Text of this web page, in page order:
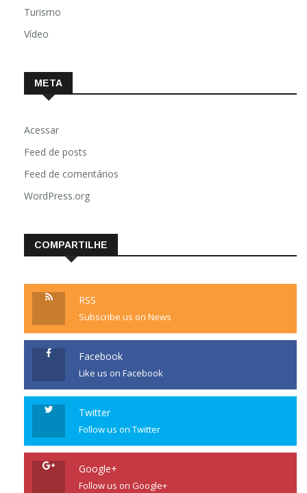
Turismo
Vídeo
META
Acessar
Feed de posts
Feed de comentários
WordPress.org
COMPARTILHE
RSS
Subscribe us on News
Facebook
Like us on Facebook
Twitter
Follow us on Twitter
Google+
Follow us on Google+